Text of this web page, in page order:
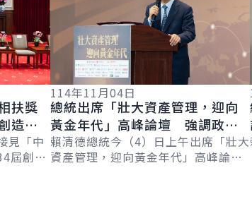
扶獎
造未
神
見「中
屆創業
114年11月04日
總統出席「壯大資產管理，迎向
黃金年代」高峰論壇 強調政府
會協助產業升級轉型與茁壯
賴清德總統今（4）日上午出席「壯大
資產管理，迎向黃金年代」高峰論壇